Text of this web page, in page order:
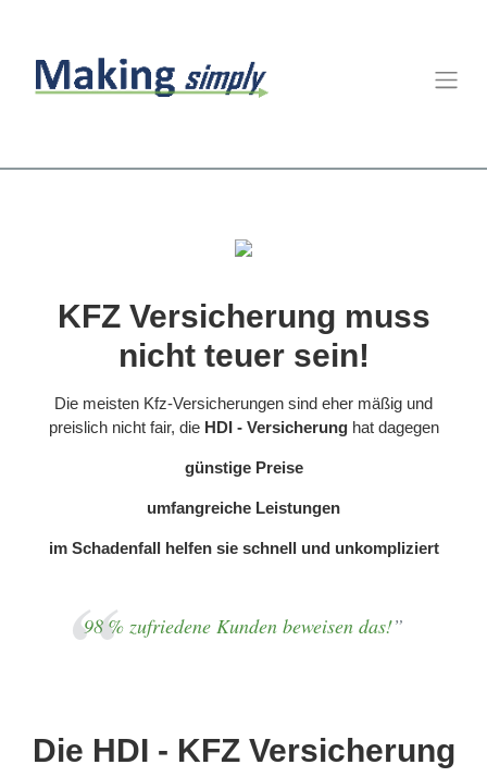
KFZ Versicherung muss
nicht teuer sein!
Die meisten Kfz-Versicherungen sind eher mäßig und
preislich nicht fair, die HDI - Versicherunghat dagegen
günstige Preise
umfangreiche Leistungen
im Schadenfall helfen sie schnell und unkompliziert
98 % zufriedene Kunden beweisen das!
Die HDI - KFZ Versicherung